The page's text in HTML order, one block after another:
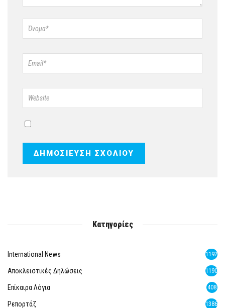
Κατηγορίες
International News 1192
Αποκλειστικές Δηλώσεις 1190
Επίκαιρα Λόγια 408
Ρεπορτάζ 1386